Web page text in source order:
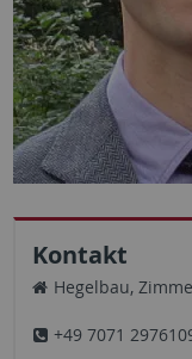
Kontakt
Hegelbau,
+49 7071